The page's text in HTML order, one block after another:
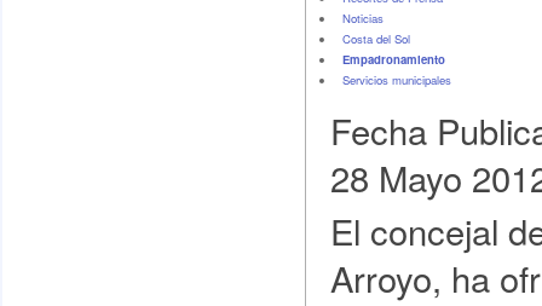
Noticias
Costa del Sol
Empadronamiento
Servicios municipales
Fecha
28 Mayo
El concejal
Arroyo, ha